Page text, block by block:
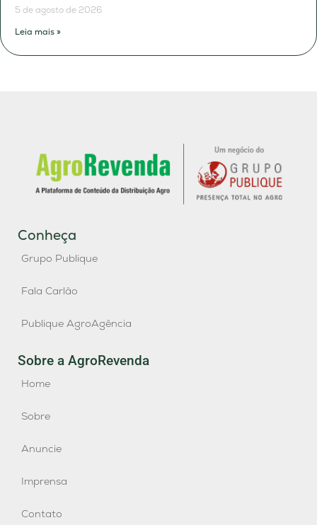
5 de agosto de 2026
Leia mais »
Conheça
Grupo Publique
Fala Carlão
Publique AgroAgência
Sobre a AgroRevenda
Home
Sobre
Anuncie
Imprensa
Contato